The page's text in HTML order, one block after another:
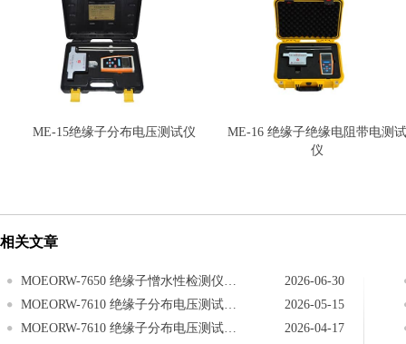
ME-15绝缘子分布电压测试仪
ME-16 绝缘子绝缘电阻带电测试
仪
相关文章
MOEORW-7650 绝缘子憎水性检测仪注意事项
2026-06-30
MOEORW-7610 绝缘子分布电压测试仪注意事项
2026-05-15
MOEORW-7610 绝缘子分布电压测试仪故障分析及排除
2026-04-17